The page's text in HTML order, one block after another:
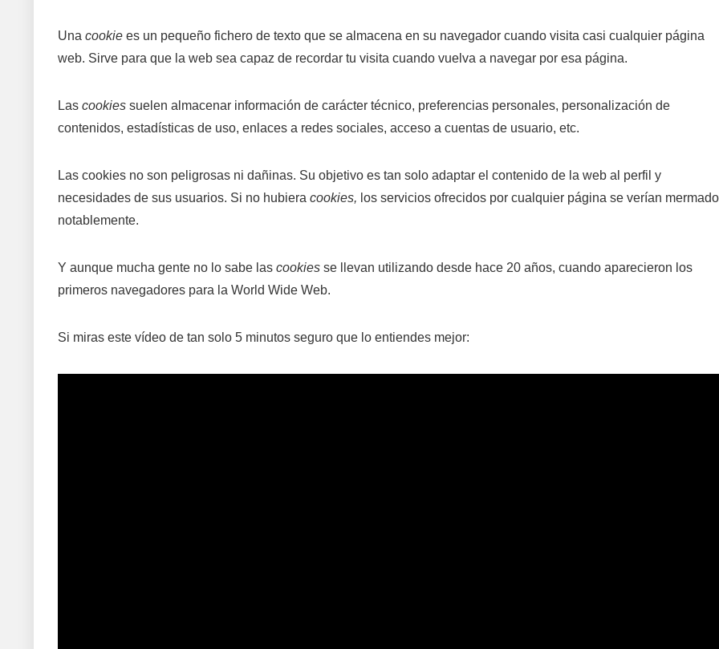
Una cookie es un pequeño fichero de texto que se almacena en su navegador cuando visita casi cualquier página
web. Sirve para que la web sea capaz de recordar tu visita cuando vuelva a navegar por esa página.
Las cookies suelen almacenar información de carácter técnico, preferencias personales, personalización de
contenidos, estadísticas de uso, enlaces a redes sociales, acceso a cuentas de usuario, etc.
Las cookies no son peligrosas ni dañinas. Su objetivo es tan solo adaptar el contenido de la web al perfil y
necesidades de sus usuarios. Si no hubiera cookies, los servicios ofrecidos por cualquier página se verían
notablemente.
Y aunque mucha gente no lo sabe las cookies se llevan utilizando desde hace 20 años, cuando aparecieron los
primeros navegadores para la World Wide Web.
Si miras este vídeo de tan solo 5 minutos seguro que lo entiendes mejor: